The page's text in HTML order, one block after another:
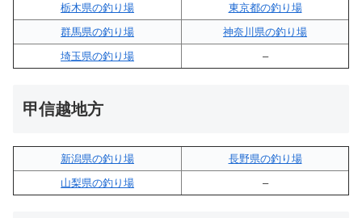
栃木県の釣り場
東京都の釣り場
群馬県の釣り場
神奈川県の釣り場
埼玉県の釣り場
–
甲信越地方
新潟県の釣り場
長野県の釣り場
山梨県の釣り場
–